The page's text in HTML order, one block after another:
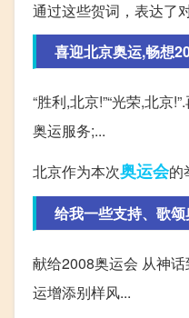
通过这些贺词，表达了
喜迎北京奥运,畅想
“胜利,北京!”“光荣,北
奥运服务;...
北京作为本次奥运会的
给我一些支持、歌
献给2008奥运会 从神
运增添别样风...